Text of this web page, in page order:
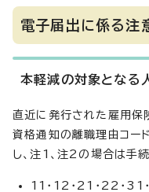
電子届出に係る注
本軽減の対象となる
直近に発行された雇用保
資格通知の離職理由コー
し、注1、注2の場合は手
11・12・21・22・31